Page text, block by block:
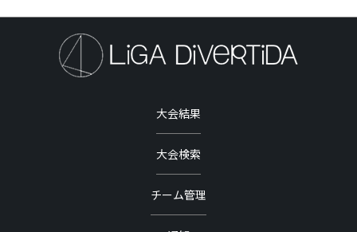
大会結果
大会検索
チーム管理